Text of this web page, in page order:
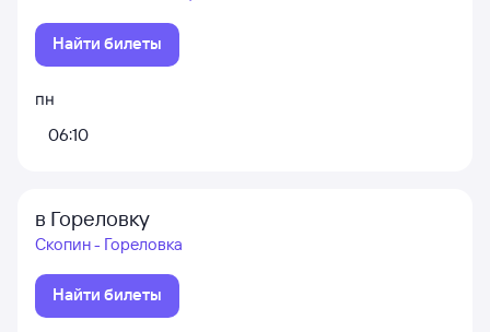
Найти билеты
пн
06:10
в Гореловку
Скопин - Гореловка
Найти билеты